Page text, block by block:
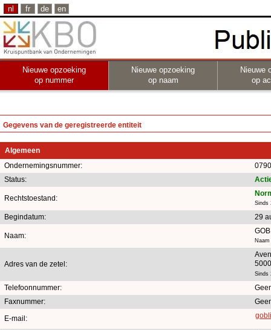
nl fr de en
Nieuwe opzoeking
op nummer
Nieuwe opzoeking
op naam
Nieuwe
op
Gegevens van de geregistreerde entiteit
Algemeen
Ondernemingsnummer:
Status:
Rechtstoestand:
Sinds
Begindatum: 29
Naam:
Adres van de zetel:
Sinds
Telefoonnummer:
Faxnummer:
E-mail: